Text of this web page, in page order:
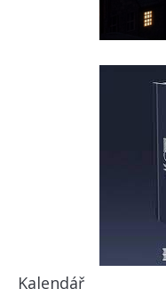
Kalendář